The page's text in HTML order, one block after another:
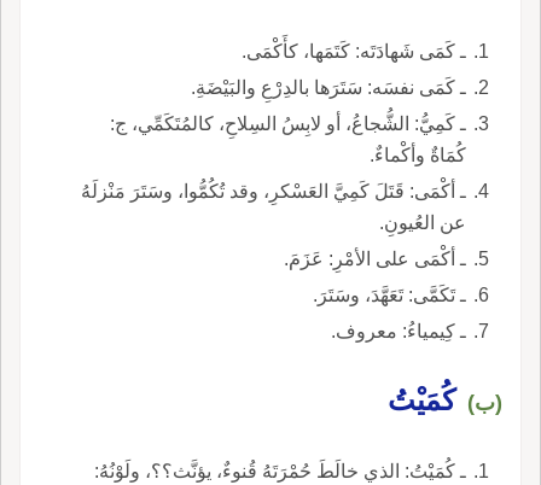
ـ كَمَى شَهادَتَه: كَتَمَها، كأَكْمَى.
ـ كَمَى نفسَه: سَتَرَها بالدِرْعِ والبَيْضَةِ.
ـ كَمِيُّ: الشُّجاعُ، أو لابِسُ السِلاحِ، كالمُتَكَمِّي، ج:
كُمَاةٌ وأكْماءٌ.
ـ أكْمَى: قَتَلَ كَمِيَّ العَسْكرِ، وقد تُكُمُّوا، وسَتَرَ مَنْزلَهُ
عن العُيونِ.
ـ أكْمَى على الأمْرِ: عَزَمَ.
ـ تَكَمَّى: تَعَهَّدَ، وسَتَرَ.
ـ كِيمياءُ: معروف.
(ب) كُمَيْتُ
ـ كُمَيْتُ: الذي خالَطَ حُمْرَتَهُ قُنوءٌ، يؤنَّث؟؟، ولَوْنُهُ: